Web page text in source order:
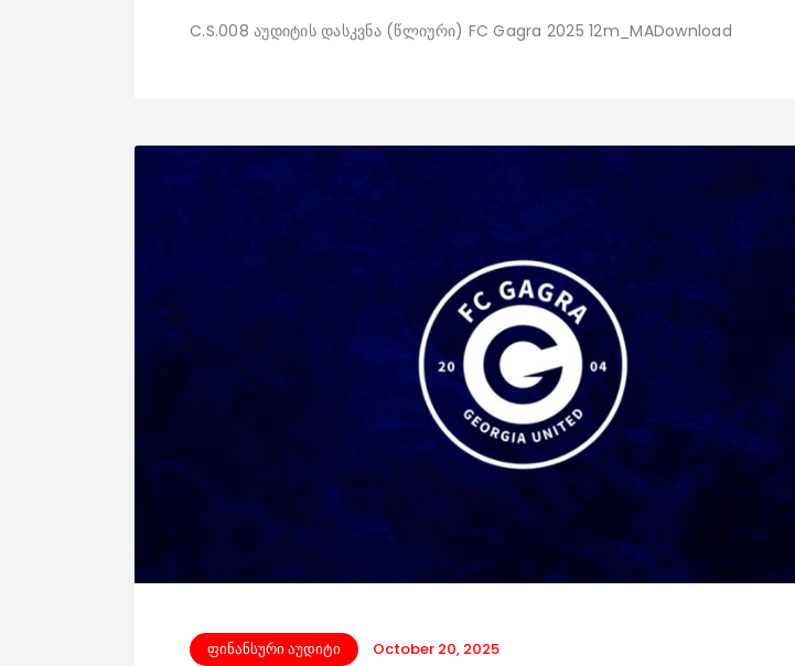
C.S.008 აუდიტის დასკვნა (წლიური) FC Gagra 2025 12m_MADownload
ფინანსური აუდიტი October 20, 2025